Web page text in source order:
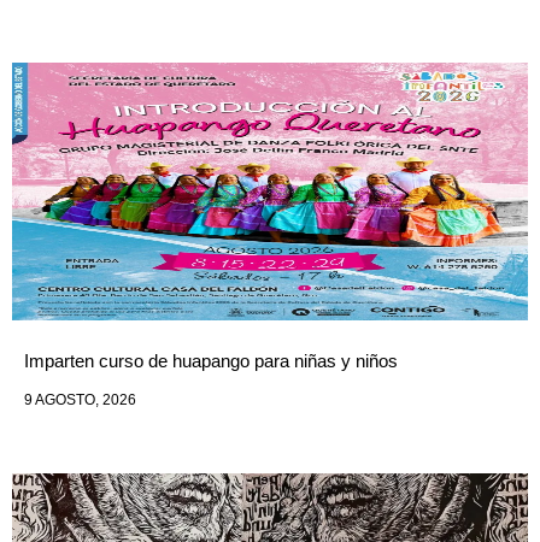
Imparten curso de huapango para niñas y niños
9 AGOSTO, 2026